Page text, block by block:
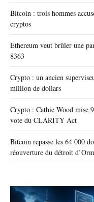
Bitcoin : trois hommes
cryptos
Ethereum veut brûler une
8363
Crypto : un ancien
million de dollars
Crypto : Cathie Wood mise
vote du CLARITY Act
Bitcoin repasse les 64 000
réouverture du détroit